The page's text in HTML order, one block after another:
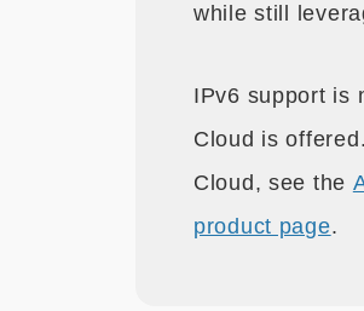
while still
IPv6 support is
Cloud is
Cloud, see the
product page.